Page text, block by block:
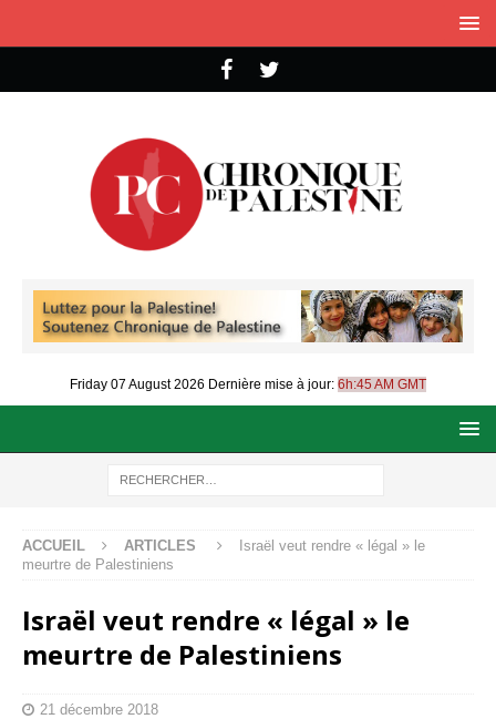
Friday 07 August 2026 Dernière mise à jour: 6h:45 AM GMT
ACCUEIL ARTICLES
Israël veut rendre « légal » le
meurtre de Palestiniens
Israël veut rendre « légal » le
meurtre de Palestiniens
21 décembre 2018